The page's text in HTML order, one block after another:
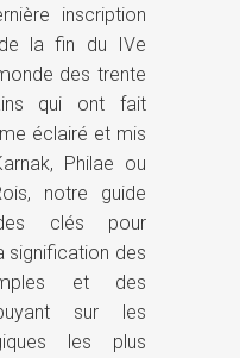
inscription
la fin du IVe
des trente
qui ont fait
éclairé et mis
Philae ou
notre guide
clés pour
signification des
et des
sur les
les plus